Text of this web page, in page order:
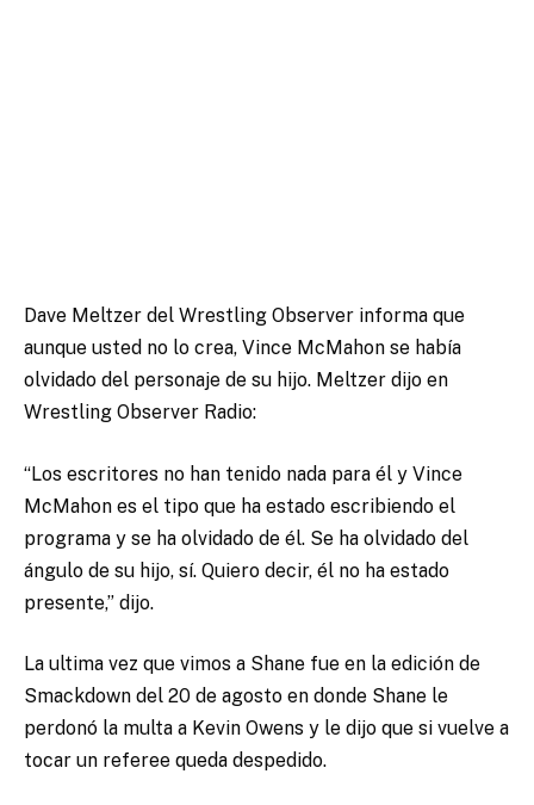
Dave Meltzer del Wrestling Observer informa que
aunque usted no lo crea, Vince McMahon se había
olvidado del personaje de su hijo. Meltzer dijo en
Wrestling Observer Radio:
“Los escritores no han tenido nada para él y Vince
McMahon es el tipo que ha estado escribiendo el
programa y se ha olvidado de él. Se ha olvidado del
ángulo de su hijo, sí. Quiero decir, él no ha estado
presente,” dijo.
La ultima vez que vimos a Shane fue en la edición de
Smackdown del 20 de agosto en donde Shane le
perdonó la multa a Kevin Owens y le dijo que si vuelve a
tocar un referee queda despedido.